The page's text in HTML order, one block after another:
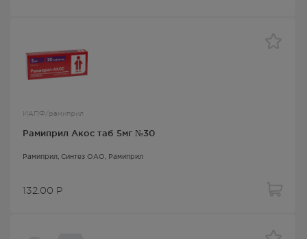
ИАПФ/рамиприл
Рамиприл Акос таб 5мг №30
Рамиприл , Синтез ОАО, Рамиприл
132.00 Р